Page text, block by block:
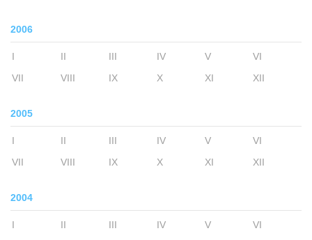
2006
I II III IV V
VI
VII
VIII IX X XI XII
2005
I II III IV V
VI
VII
VIII IX X XI XII
2004
I II III IV V
VI